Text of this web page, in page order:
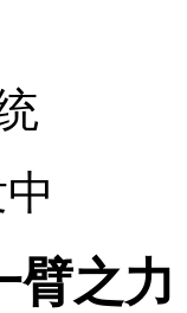
臂之力